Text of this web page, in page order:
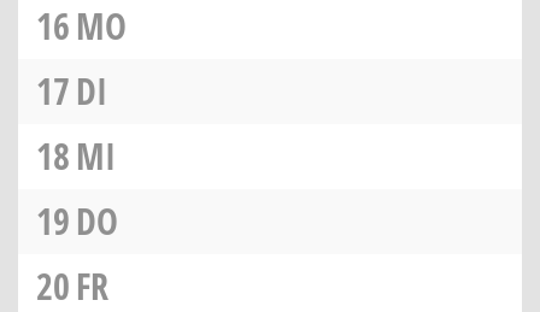
16MO
17DI
18MI
19DO
20FR